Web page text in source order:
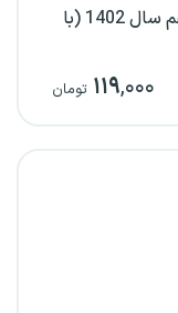
اصل سوالات عمومی آزمون فراگیر دهم سال 1402 (با
۱۱۹,۰۰۰ تومان